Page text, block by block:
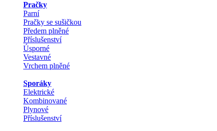
Pračky
Parní
Pračky se sušičkou
Předem plněné
Příslušenství
Úsporné
Vestavné
Vrchem plněné
Sporáky
Elektrické
Kombinované
Plynové
Příslušenství